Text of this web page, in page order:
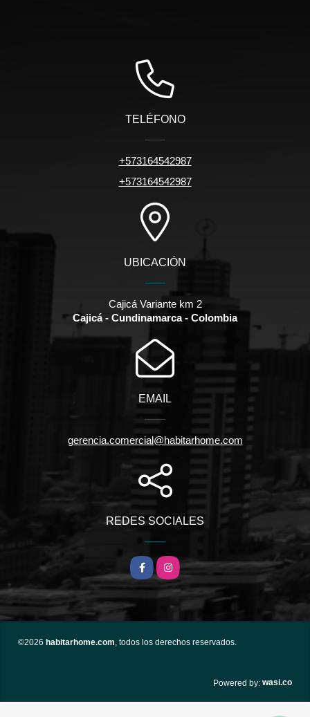
TELÉFONO
+573164542987
+573164542987
UBICACIÓN
Cajicá Variante km 2
Cajicá - Cundinamarca - Colombia
EMAIL
gerencia.comercial@habitarhome.com
REDES SOCIALES
FacebookInstagram
©2026 habitarhome.com, todos los derechos reservados.
Powered by: wasi.co